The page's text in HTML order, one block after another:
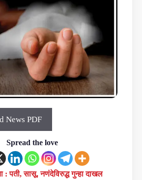
News PDF
Spread the love
: पती, सासू, नणंदेविरुद्ध गुन्हा दाखल